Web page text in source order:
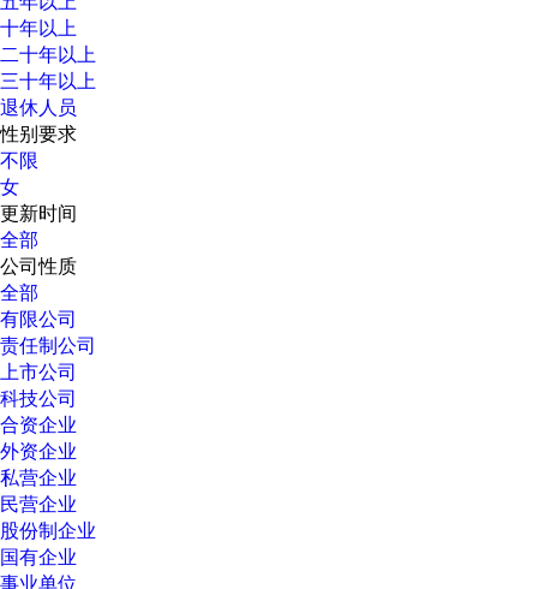
十年以上
二十年以上
三十年以上
退休人员
性别要求
不限
女
更新时间
全部
公司性质
全部
有限公司
责任制公司
上市公司
科技公司
合资企业
外资企业
私营企业
民营企业
股份制企业
国有企业
事业单位